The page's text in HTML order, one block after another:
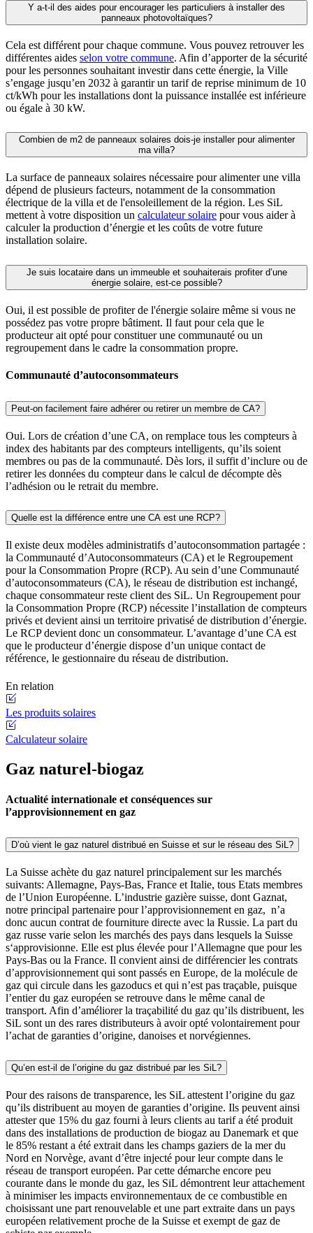
Y a-t-il des aides pour encourager les particuliers à installer des
panneaux photovoltaïques?
Cela est différent pour chaque commune. Vous pouvez retrouver les
différentes aides selon votre commune. Afin d’apporter de la sécurité
pour les personnes souhaitant investir dans cette énergie, la Ville
s’engage jusqu’en 2032 à garantir un tarif de reprise minimum de 10
ct/kWh pour les installations dont la puissance installée est inférieure
ou égale à 30 kW.
Combien de m2 de panneaux solaires dois-je installer pour alimenter
ma villa?
La surface de panneaux solaires nécessaire pour alimenter une villa
dépend de plusieurs facteurs, notamment de la consommation
électrique de la villa et de l'ensoleillement de la région. Les SiL
mettent à votre disposition un calculateur solaire pour vous aider à
calculer la production d’énergie et les coûts de votre future
installation solaire.
Je suis locataire dans un immeuble et souhaiterais profiter d’une
énergie solaire, est-ce possible?
Oui, il est possible de profiter de l'énergie solaire même si vous ne
possédez pas votre propre bâtiment. Il faut pour cela que le
producteur ait opté pour constituer une communauté ou un
regroupement dans le cadre la consommation propre.
Communauté d’autoconsommateurs
Peut-on facilement faire adhérer ou retirer un membre de CA?
Oui. Lors de création d’une CA, on remplace tous les compteurs à
index des habitants par des compteurs intelligents, qu’ils soient
membres ou pas de la communauté. Dès lors, il suffit d’inclure ou de
retirer les données du compteur dans le calcul de décompte dès
l’adhésion ou le retrait du membre.
Quelle est la différence entre une CA est une RCP?
Il existe deux modèles administratifs d’autoconsommation partagée :
la Communauté d’Autoconsommateurs (CA) et le Regroupement
pour la Consommation Propre (RCP). Au sein d’une Communauté
d’autoconsommateurs (CA), le réseau de distribution est inchangé,
chaque consommateur reste client des SiL. Un Regroupement pour
la Consommation Propre (RCP) nécessite l’installation de compteurs
privés et devient ainsi un territoire privatisé de distribution d’énergie.
Le RCP devient donc un consommateur. L’avantage d’une CA est
que le producteur d’énergie dispose d’un unique contact de
référence, le gestionnaire du réseau de distribution.
En relation
Les produits solaires
Calculateur solaire
Gaz naturel-biogaz
Actualité internationale et conséquences sur
l’approvisionnement en gaz
D’où vient le gaz naturel distribué en Suisse et sur le réseau des SiL?
La Suisse achète du gaz naturel principalement sur les marchés
suivants: Allemagne, Pays-Bas, France et Italie, tous Etats membres
de l’Union Européenne. L’industrie gazière suisse, dont Gaznat,
notre principal partenaire pour l’approvisionnement en gaz, n’a
donc aucun contrat de fourniture directe avec la Russie. La part du
gaz russe varie selon les marchés des pays dans lesquels la Suisse
s‘approvisionne. Elle est plus élevée pour l’Allemagne que pour les
Pays-Bas ou la France. Il convient ainsi de différencier les contrats
d’approvisionnement qui sont passés en Europe, de la molécule de
gaz qui circule dans les gazoducs et qui n’est pas traçable, puisque
l’entier du gaz européen se retrouve dans le même canal de
transport. Afin d’améliorer la traçabilité du gaz qu’ils distribuent, les
SiL sont un des rares distributeurs à avoir opté volontairement pour
l’achat de garanties d’origine, danoises et norvégiennes.
Qu’en est-il de l’origine du gaz distribué par les SiL?
Pour des raisons de transparence, les SiL attestent l’origine du gaz
qu’ils distribuent au moyen de garanties d’origine. Ils peuvent ainsi
attester que 15% du gaz fourni à leurs clients au tarif a été produit
dans des installations de production de biogaz au Danemark et que
le 85% restant a été extrait dans les champs gaziers de la mer du
Nord en Norvège, avant d’être injecté pour leur compte dans le
réseau de transport européen. Par cette démarche encore peu
courante dans le monde du gaz, les SiL démontrent leur attachement
à minimiser les impacts environnementaux de ce combustible en
choisissant une part renouvelable et une part extraite dans un pays
européen relativement proche de la Suisse et exempt de gaz de